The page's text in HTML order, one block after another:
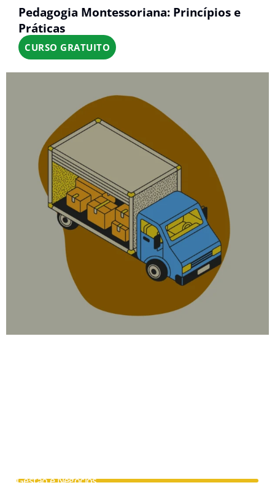
Pedagogia Montessoriana: Princípios e
Práticas
CURSO GRATUITO
Gestão e Negócios